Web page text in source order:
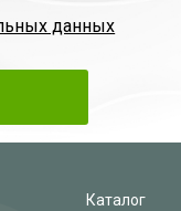
данных
Каталог